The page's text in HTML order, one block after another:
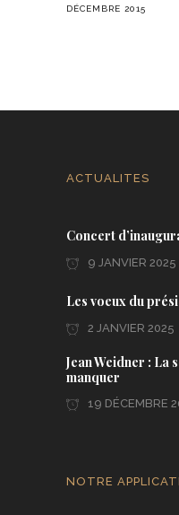
DÉCEMBRE 2015
ACTUALITES
Concert
9 JANVIER 2025
Les voeux du
2 JANVIER 2025
Jean Weidner : La
manquer
19 DÉCEMBRE
NOTRE